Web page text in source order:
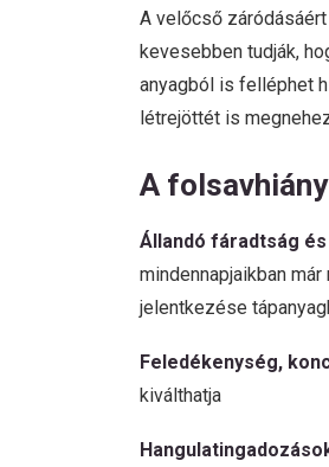
A velőcső
kevesebben tudják,
anyagból is felléphet
létrejöttét is
A
Állandó fáradtság
mindennapjaikban
jelentkezése
Feledékenység,
kiválthatja